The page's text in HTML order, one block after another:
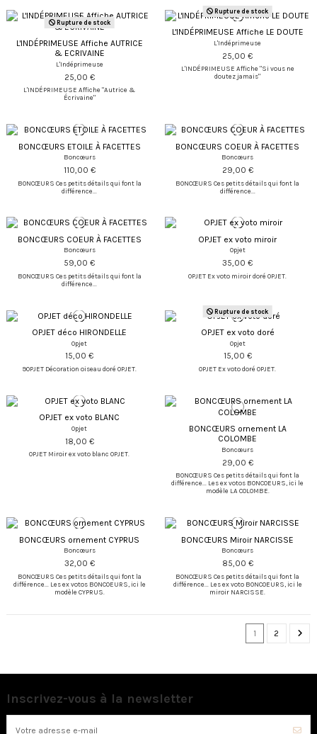
Rupture de stock
L'INDÉPRIMEUSE Affiche AUTRICE
& ECRIVAINE
L'Indéprimeuse
25,00 €
L'INDÉPRIMEUSE Affiche "Autrice &
Écrivaine"
Rupture de stock
L'INDÉPRIMEUSE Affiche LE DOUTE
L'Indéprimeuse
25,00 €
L'INDÉPRIMEUSE Affiche "Si vous ne
doutez jamais"
BONCŒURS ETOILE À FACETTES
Boncœurs
110,00 €
BONCŒURS Ces petits détails qui font la
différence...
BONCŒURS COEUR À FACETTES
Boncœurs
29,00 €
BONCŒURS Ces petits détails qui font la
différence...
BONCŒURS COEUR À FACETTES
Boncœurs
59,00 €
BONCŒURS Ces petits détails qui font la
différence...
OPJET ex voto miroir
Opjet
35,00 €
OPJET Ex voto miroir doré OPJET.
OPJET déco HIRONDELLE
Opjet
15,00 €
9OPJET Décoration oiseau doré OPJET.
Rupture de stock
OPJET ex voto doré
Opjet
15,00 €
OPJET Ex voto doré OPJET.
OPJET ex voto BLANC
Opjet
18,00 €
OPJET Miroir ex voto blanc OPJET.
BONCŒURS ornement LA
COLOMBE
Boncœurs
29,00 €
BONCŒURS Ces petits détails qui font la
différence... Les ex votos BONCOEURS, ici le
modèle LA COLOMBE.
BONCŒURS ornement CYPRUS
Boncœurs
32,00 €
BONCŒURS Ces petits détails qui font la
différence... Les ex votos BONCOEURS, ici le
modèle CYPRUS.
BONCŒURS Miroir NARCISSE
Boncœurs
85,00 €
BONCŒURS Ces petits détails qui font la
différence... Les ex voto BONCOEURS, ici le
miroir NARCISSE.
1 2
Inscrivez-vous à la newsletter